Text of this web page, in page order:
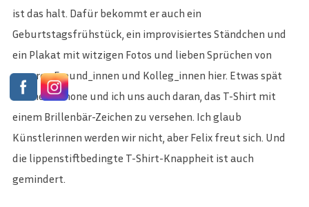
ist das halt. Dafür bekommt er auch ein
Geburtstagsfrühstück, ein improvisiertes Ständchen und
ein Plakat mit witzigen Fotos und lieben Sprüchen von
unseren Freund_innen und Kolleg_innen hier. Etwas spät
machen Simone und ich uns auch daran, das T-Shirt mit
einem Brillenbär-Zeichen zu versehen. Ich glaub
Künstlerinnen werden wir nicht, aber Felix freut sich. Und
die lippenstiftbedingte T-Shirt-Knappheit ist auch
gemindert.